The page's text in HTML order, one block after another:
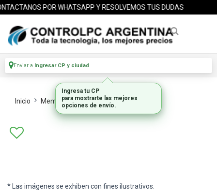
POR WHATSAPP Y RESOLVEMOS TUS DUDAS
Enviar a Ingresar CP y ciudad
Inicio Memorias Memorias Propietaria
* Las imágenes se exhiben con fines ilustrativos.
Ingresa tu CP
para mostrarte las mejores
opciones de envío.